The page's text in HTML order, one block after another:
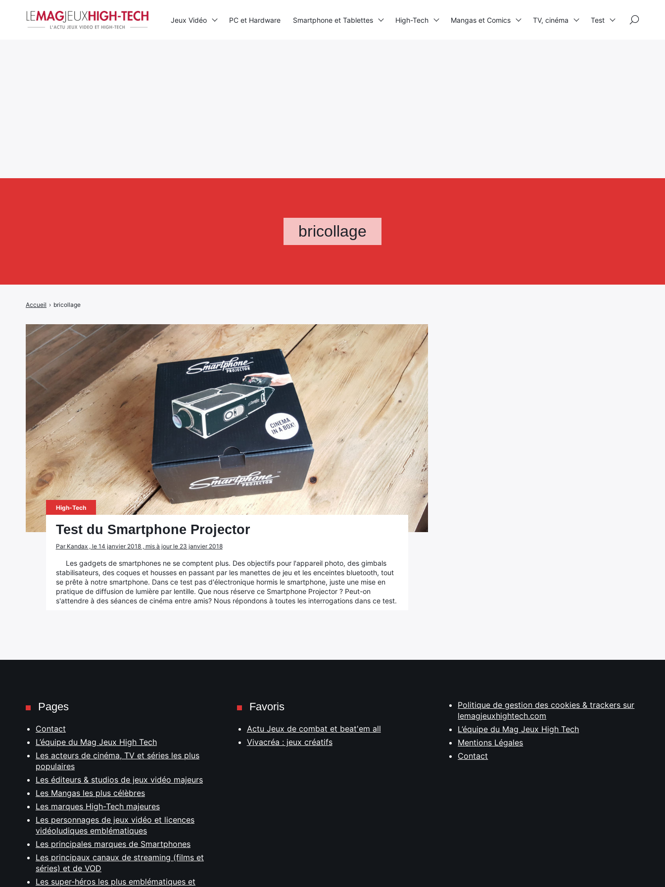
bricollage
Accueil › bricollage
High-Tech
Test du Smartphone Projector
Par Kandax , le 14 janvier 2018 , mis à jour le 23 janvier 2018
Les gadgets de smartphones ne se comptent plus. Des objectifs pour l'appareil photo, des gimbals
stabilisateurs, des coques et housses en passant par les manettes de jeu et les enceintes bluetooth, tout
se prête à notre smartphone. Dans ce test pas d'électronique hormis le smartphone, juste une mise en
pratique de diffusion de lumière par lentille. Que nous réserve ce Smartphone Projector ? Peut-on
s'attendre à des séances de cinéma entre amis? Nous répondons à toutes les interrogations dans ce test.
Jeux Vidéo PC et Hardware Smartphone et Tablettes High-Tech Mangas et Comics TV, cinéma Test
Pages
Contact
L’équipe du Mag Jeux High Tech
Les acteurs de cinéma, TV et séries les plus
populaires
Les éditeurs & studios de jeux vidéo majeurs
Les Mangas les plus célèbres
Les marques High-Tech majeures
Les personnages de jeux vidéo et licences
vidéoludiques emblématiques
Les principales marques de Smartphones
Les principaux canaux de streaming (films et
séries) et de VOD
Les super-héros les plus emblématiques et
Favoris
Actu Jeux de combat et beat'em all
Vivacréa : jeux créatifs
Politique de gestion des cookies & trackers sur
lemagjeuxhightech.com
L’équipe du Mag Jeux High Tech
Mentions Légales
Contact